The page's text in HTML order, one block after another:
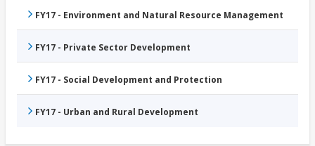
FY17 - Environment and Natural Resource Management
FY17 - Private Sector Development
FY17 - Social Development and Protection
FY17 - Urban and Rural Development